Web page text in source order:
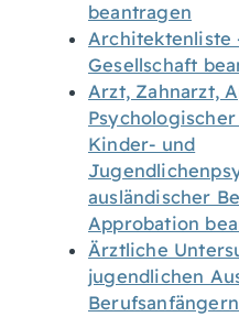
beantragen
Architektenliste
Gesellschaft
Arzt, Zahnarzt,
Kinder- und
ausländischer
Approbation
Ärztliche
jugendlichen